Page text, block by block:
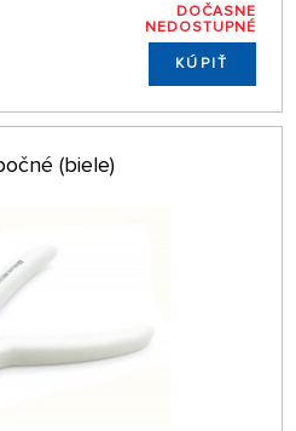
DOČASNE
NEDOSTUPNÉ
KÚPIŤ
(biele)